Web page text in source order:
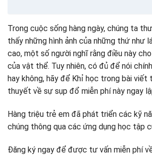
Trong cuộc sống hàng ngày, chúng ta
thấy những hình ảnh của những thứ như
cao, một số người nghĩ rằng điều này
của vật thể. Tuy nhiên, có đủ để nói
hay không, hãy để Khỉ học trong bài
thuyết về sự sụp đổ miễn phí này ngay
Hàng triệu trẻ em đã phát triển các kỹ
chúng thông qua các ứng dụng học tập
Đăng ký ngay để được tư vấn miễn phí